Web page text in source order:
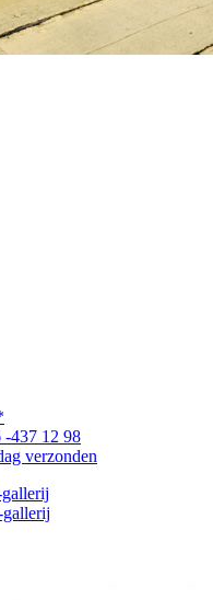
-437 12 98
verzonden
gallerij